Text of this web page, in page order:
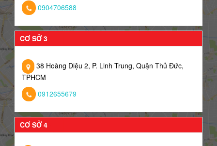
0904706588
CƠ SỞ 3
38 Hoàng Diệu 2, P. Linh Trung, Quận Thủ Đức,
TPHCM
0912655679
CƠ SỞ 4